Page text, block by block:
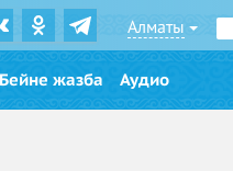
Алматы
Бейне жазба Аудио